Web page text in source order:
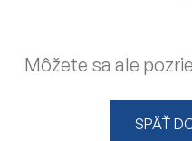
Môžete sa ale
SPÄŤ